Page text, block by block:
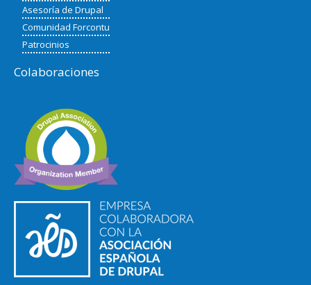
Asesoría de Drupal
Comunidad Forcontu
Patrocinios
Colaboraciones